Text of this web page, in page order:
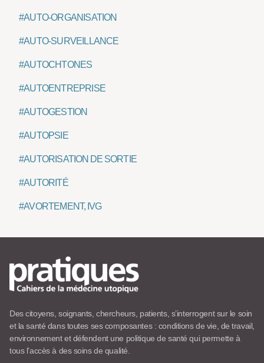
#AUTO-ORGANISATION
#AUTO-SURVEILLANCE
#AUTOCHTONES
#AUTOENTREPRISE
#AUTOGESTION
#AUTOPSIE
#AUTORISATION DE SORTIE
#AUTORITÉ
#AVORTEMENT, IVG
Des citoyens, soignants, chercheurs, patients, s’interrogent sur le soin
et la santé dans toutes ses composantes : conditions de vie, de travail,
environnement et défendent une politique de santé qui permette à
tous l’accès à des soins de qualité.